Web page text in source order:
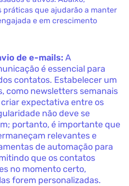
práticas que ajudarão a manter
e em crescimento
de e-mails: A
é essencial para
contatos. Estabelecer um
como newsletters semanais
expectativa entre os
não deve se
portanto, é importante que
relevantes e
de automação para
que os contatos
no momento certo,
forem personalizadas.